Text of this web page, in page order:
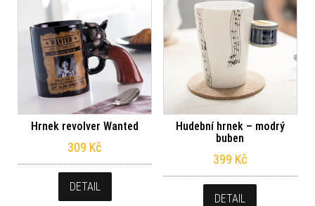
Hrnek revolver Wanted
309 Kč
DETAIL
Hudební hrnek – modrý
buben
399 Kč
DETAIL